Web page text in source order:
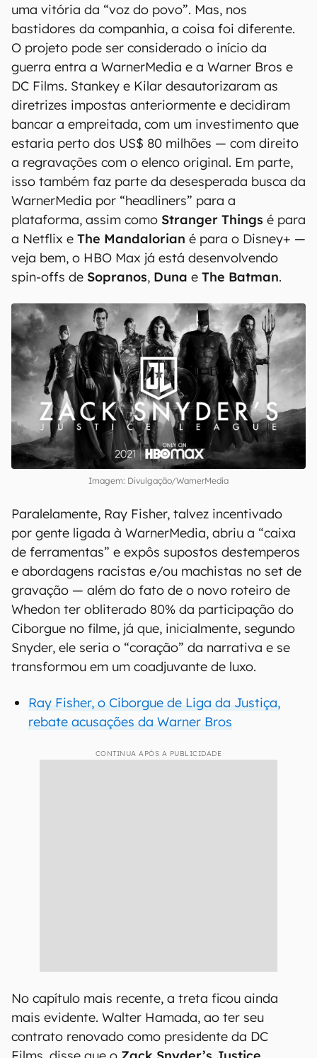
uma vitória da “voz do povo”. Mas, nos
bastidores da companhia, a coisa foi diferente.
O projeto pode ser considerado o início da
guerra entra a WarnerMedia e a Warner Bros e
DC Films. Stankey e Kilar desautorizaram as
diretrizes impostas anteriormente e decidiram
bancar a empreitada, com um investimento que
estaria perto dos US$ 80 milhões — com direito
a regravações com o elenco original. Em parte,
isso também faz parte da desesperada busca da
WarnerMedia por “headliners” para a
plataforma, assim como Stranger Things é para
a Netflix e The Mandalorian é para o Disney+ —
veja bem, o HBO Max já está desenvolvendo
spin-offs de Sopranos, Duna e The Batman.
Imagem: Divulgação/WarnerMedia
Paralelamente, Ray Fisher, talvez incentivado
por gente ligada à WarnerMedia, abriu a “caixa
de ferramentas” e expôs supostos destemperos
e abordagens racistas e/ou machistas no set de
gravação — além do fato de o novo roteiro de
Whedon ter obliterado 80% da participação do
Ciborgue no filme, já que, inicialmente, segundo
Snyder, ele seria o “coração” da narrativa e se
transformou em um coadjuvante de luxo.
Ray Fisher, o Ciborgue de Liga da Justiça,
rebate acusações da Warner Bros
CONTINUA APÓS A PUBLICIDADE
No capítulo mais recente, a treta ficou ainda
mais evidente. Walter Hamada, ao ter seu
contrato renovado como presidente da DC